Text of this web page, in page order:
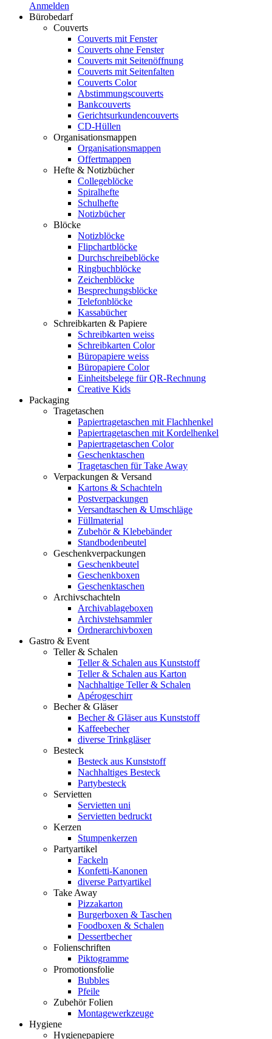
Anmelden
Bürobedarf
Couverts
Couverts mit Fenster
Couverts ohne Fenster
Couverts mit Seitenöffnung
Couverts mit Seitenfalten
Couverts Color
Abstimmungscouverts
Bankcouverts
Gerichtsurkundencouverts
CD-Hüllen
Organisationsmappen
Organisationsmappen
Offertmappen
Hefte & Notizbücher
Collegeblöcke
Spiralhefte
Schulhefte
Notizbücher
Blöcke
Notizblöcke
Flipchartblöcke
Durchschreibeblöcke
Ringbuchblöcke
Zeichenblöcke
Besprechungsblöcke
Telefonblöcke
Kassabücher
Schreibkarten & Papiere
Schreibkarten weiss
Schreibkarten Color
Büropapiere weiss
Büropapiere Color
Einheitsbelege für QR-Rechnung
Creative Kids
Packaging
Tragetaschen
Papiertragetaschen mit Flachhenkel
Papiertragetaschen mit Kordelhenkel
Papiertragetaschen Color
Geschenktaschen
Tragetaschen für Take Away
Verpackungen & Versand
Kartons & Schachteln
Postverpackungen
Versandtaschen & Umschläge
Füllmaterial
Zubehör & Klebebänder
Standbodenbeutel
Geschenkverpackungen
Geschenkbeutel
Geschenkboxen
Geschenktaschen
Archivschachteln
Archivablageboxen
Archivstehsammler
Ordnerarchivboxen
Gastro & Event
Teller & Schalen
Teller & Schalen aus Kunststoff
Teller & Schalen aus Karton
Nachhaltige Teller & Schalen
Apérogeschirr
Becher & Gläser
Becher & Gläser aus Kunststoff
Kaffeebecher
diverse Trinkgläser
Besteck
Besteck aus Kunststoff
Nachhaltiges Besteck
Partybesteck
Servietten
Servietten uni
Servietten bedruckt
Kerzen
Stumpenkerzen
Partyartikel
Fackeln
Konfetti-Kanonen
diverse Partyartikel
Take Away
Pizzakarton
Burgerboxen & Taschen
Foodboxen & Schalen
Dessertbecher
Folienschriften
Piktogramme
Promotionsfolie
Bubbles
Pfeile
Zubehör Folien
Montagewerkzeuge
Hygiene
Hygienepapiere